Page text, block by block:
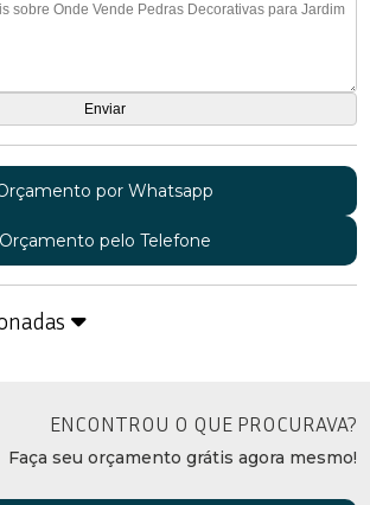
por Whatsapp
Orçamento pelo Telefone
ENCONTROU O QUE PROCURAVA?
Faça seu orçamento grátis agora mesmo!